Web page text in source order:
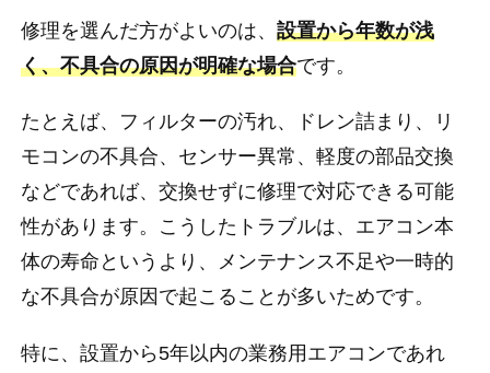
修理を選んだ方がよいのは、設置から年数が浅
く、不具合の原因が明確な場合です。
たとえば、フィルターの汚れ、ドレン詰まり、リ
モコンの不具合、センサー異常、軽度の部品交換
などであれば、交換せずに修理で対応できる可能
性があります。こうしたトラブルは、エアコン本
体の寿命というより、メンテナンス不足や一時的
な不具合が原因で起こることが多いためです。
特に、設置から5年以内の業務用エアコンであれ